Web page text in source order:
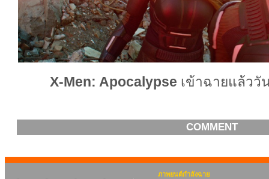
X-Men: Apocalypse เข้าฉายแล้ววั
COMMENT
ภาพยนต์กำลังฉาย